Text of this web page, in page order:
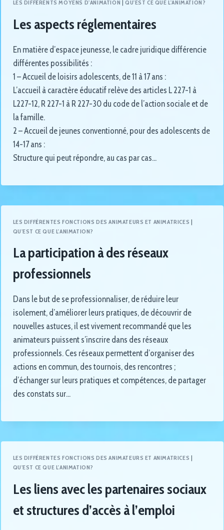
LES DIFFÉRENTS MOYENS D'ANIMATION | QU'EST CE QUE L'ANIMATION?
Les aspects réglementaires
En matière d’espace jeunesse, le cadre juridique différencie
différentes possibilités :
1 – Accueil de loisirs adolescents, de 11 à 17 ans :
L’accueil à caractère éducatif relève des articles L 227-1 à
L227-12, R 227-1 à R 227-30 du code de l’action sociale et de
la famille.
2 – Accueil de jeunes conventionné, pour des adolescents de
14-17 ans :
Structure qui peut répondre, au cas par cas…
LES DIFFÉRENTES FONCTIONS DES ANIMATEURS ET ANIMATRICES |
QU'EST CE QUE L'ANIMATION?
La participation à des réseaux
professionnels
Dans le but de se professionnaliser, de réduire leur
isolement, d’améliorer leurs pratiques, de découvrir de
nouvelles astuces, il est vivement recommandé que les
animateurs puissent s’inscrire dans des réseaux
professionnels. Ces réseaux permettent d’organiser des
actions en commun, des tournois, des rencontres ;
d’échanger sur leurs pratiques et compétences, de partager
des constats sur…
LES DIFFÉRENTES FONCTIONS DES ANIMATEURS ET ANIMATRICES
QU'EST CE QUE L'ANIMATION?
Les liens avec les partenaires sociaux
et structures d’accès à l’emploi